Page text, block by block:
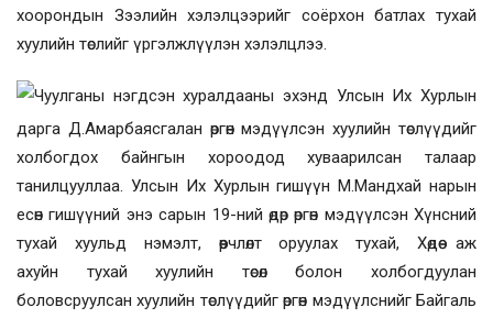
хоорондын Зээлийн хэлэлцээрийг соёрхон батлах тухай
хуулийн төслийг үргэлжлүүлэн хэлэлцлээ.
Чуулганы нэгдсэн хуралдааны эхэнд Улсын Их Хурлын
дарга Д.Амарбаясгалан өргөн мэдүүлсэн хуулийн төслүүдийг
холбогдох байнгын хороодод хуваарилсан талаар
танилцууллаа. Улсын Их Хурлын гишүүн М.Мандхай нарын
есөн гишүүний энэ сарын 19-ний өдөр өргөн мэдүүлсэн Хүнсний
тухай хуульд нэмэлт, өөрчлөлт оруулах тухай, Хөдөө аж
ахуйн тухай хуулийн төсөл болон холбогдуулан
боловсруулсан хуулийн төслүүдийг өргөн мэдүүлснийг Байгаль